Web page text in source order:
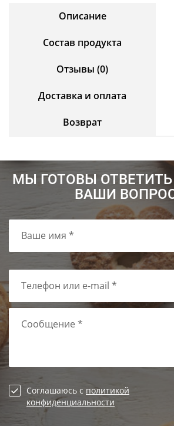
Описание
Состав продукта
Отзывы (0)
Доставка и оплата
Возврат
МЫ ГОТОВЫ
ВАШИ
Ваше имя *
Телефон или e-mail *
Сообщение *
Соглашаюсь с политикой
конфиденциальности